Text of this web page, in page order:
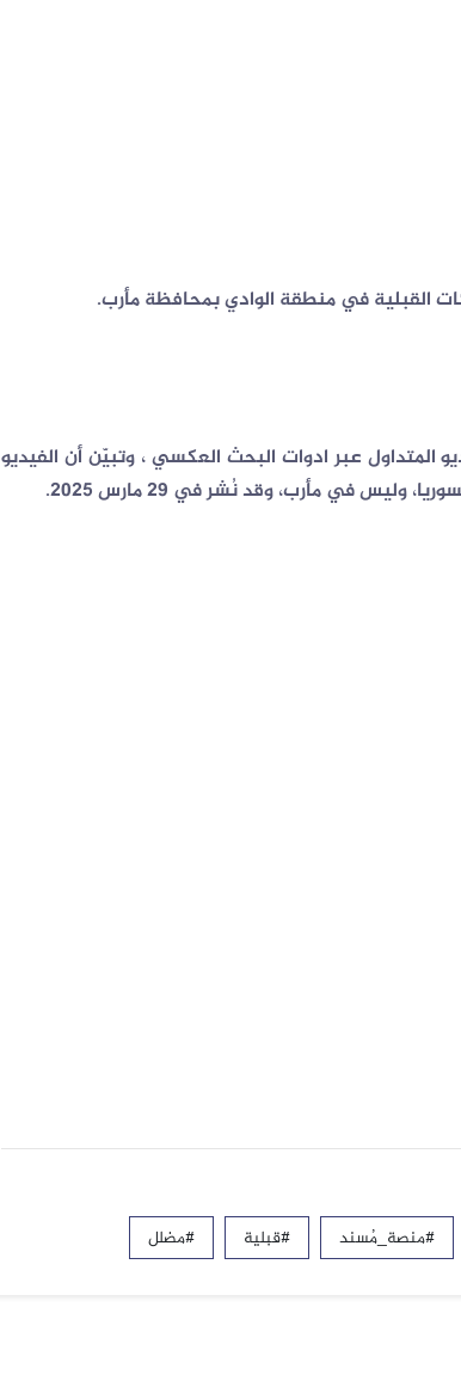
القبلية في منطقة الوادي بمحافظة مأرب.
المتداول عبر ادوات البحث العكسي ، وتبيّن أن الفيديو
في مأرب، وقد نُشر في 29 مارس 2025
.
#منصة_مُسند #قبلية #مضلل
28 يوليو 2026
فيديو لاشتباكات ليلية قبلية في الع...